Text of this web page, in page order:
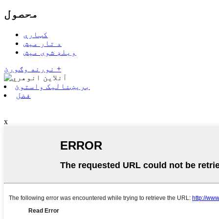
محصول
کټارې
د تار میش
ویلډ شوی میش
نورنه وګورئ +
بریښنالیک واستوئ
فضل
x